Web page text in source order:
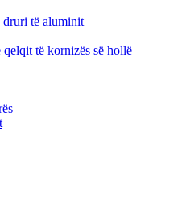
druri të aluminit
të kornizës së hollë